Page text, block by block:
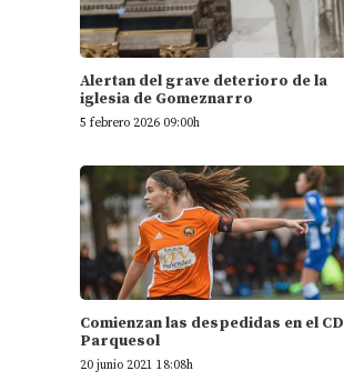
Alertan del grave deterioro de la
iglesia de Gomeznarro
5 febrero 2026 09:00h
Comienzan las despedidas en el CD
Parquesol
20 junio 2021 18:08h